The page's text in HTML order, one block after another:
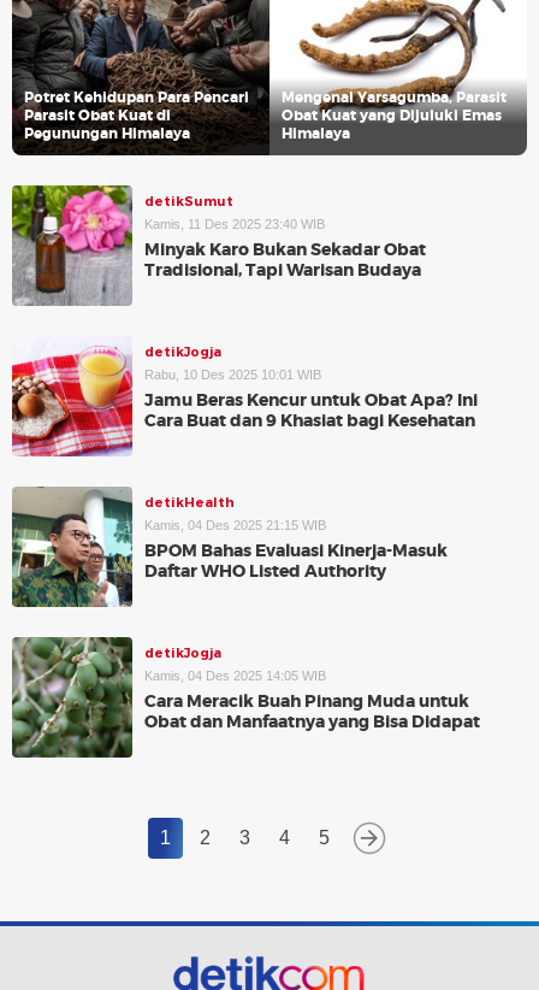
Potret Kehidupan Para Pencari
Parasit Obat Kuat di
Pegunungan Himalaya
Mengenal Yarsagumba, Parasit
Obat Kuat yang Dijuluki Emas
Himalaya
detikSumut
Kamis, 11 Des 2025 23:40 WIB
Minyak Karo Bukan Sekadar Obat
Tradisional, Tapi Warisan Budaya
detikJogja
Rabu, 10 Des 2025 10:01 WIB
Jamu Beras Kencur untuk Obat Apa? Ini
Cara Buat dan 9 Khasiat bagi Kesehatan
detikHealth
Kamis, 04 Des 2025 21:15 WIB
BPOM Bahas Evaluasi Kinerja-Masuk
Daftar WHO Listed Authority
detikJogja
Kamis, 04 Des 2025 14:05 WIB
Cara Meracik Buah Pinang Muda untuk
Obat dan Manfaatnya yang Bisa Didapat
1 2 3 4 5